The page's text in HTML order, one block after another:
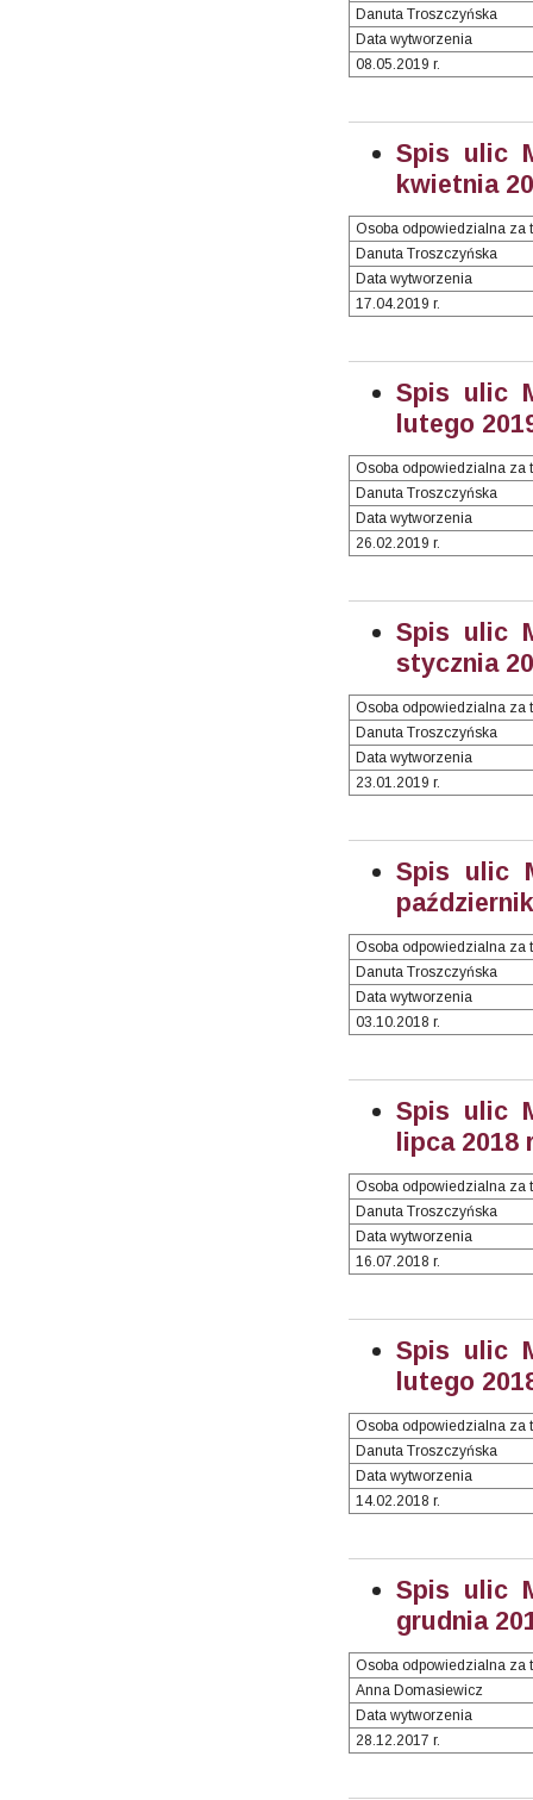
Danuta Troszczyńska
Data wytworzenia
08.05.2019 r.
Spis ulic
kwietnia
Osoba odpowiedzialna za
Danuta Troszczyńska
Data wytworzenia
17.04.2019 r.
Spis ulic
lutego
Osoba odpowiedzialna za
Danuta Troszczyńska
Data wytworzenia
26.02.2019 r.
Spis ulic
stycznia
Osoba odpowiedzialna za
Danuta Troszczyńska
Data wytworzenia
23.01.2019 r.
Spis ulic
Osoba odpowiedzialna za
Danuta Troszczyńska
Data wytworzenia
03.10.2018 r.
Spis ulic
lipca 2018
Osoba odpowiedzialna za
Danuta Troszczyńska
Data wytworzenia
16.07.2018 r.
Spis ulic
lutego
Osoba odpowiedzialna za
Danuta Troszczyńska
Data wytworzenia
14.02.2018 r.
Spis ulic
grudnia
Osoba odpowiedzialna za
Anna Domasiewicz
Data wytworzenia
28.12.2017 r.